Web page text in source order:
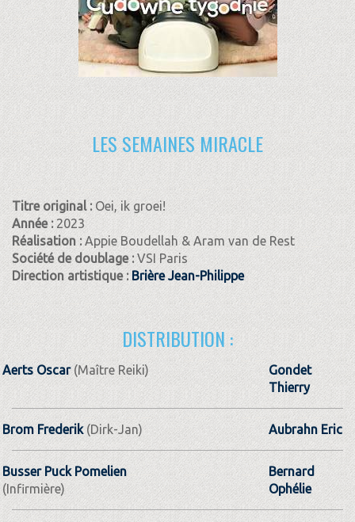
LES SEMAINES MIRACLE
Titre original : Oei, ik groei!
Année : 2023
Réalisation :Appie Boudellah & Aram van de Rest
Société de doublage :VSI Paris
Direction artistique : Brière Jean-Philippe
DISTRIBUTION :
Aerts Oscar(Maître Reiki)
Gondet
Thierry
Brom Frederik(Dirk-Jan) Aubrahn Eric
Busser Puck Pomelien
(Infirmière)
Bernard
Ophélie